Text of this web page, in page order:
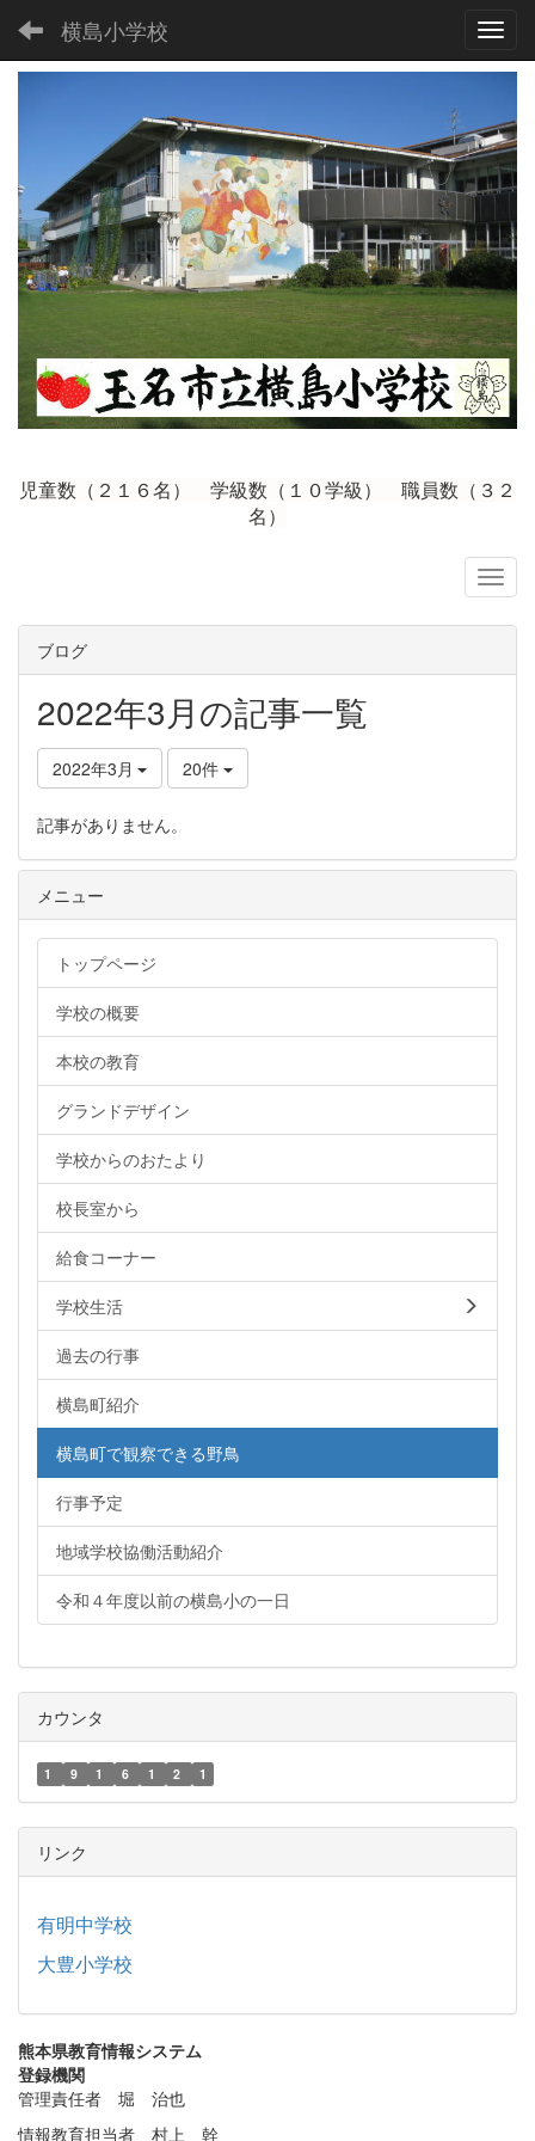
横島小学校
児童数（２１６名） 学級数（１０学級） 職員数（３２
名）
ブログ
2022年3月の記事一覧
2022年3月 20件
記事がありません。
メニュー
トップページ
学校の概要
本校の教育
グランドデザイン
学校からのおたより
校長室から
給食コーナー
学校生活
過去の行事
横島町紹介
横島町で観察できる野鳥
行事予定
地域学校協働活動紹介
令和４年度以前の横島小の一日
カウンタ
1 9 1 6 1 2 1
リンク
有明中学校
大豊小学校
熊本県教育情報システム
登録機関
管理責任者 堀 治也
情報教育担当者 村上 幹